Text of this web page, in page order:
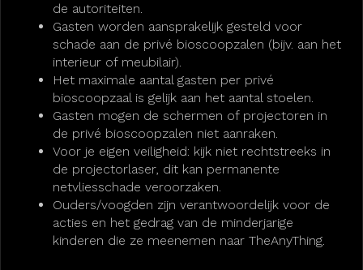
de autoriteiten.
Gasten worden aansprakelijk gesteld voor
schade aan de privé bioscoopzalen (bijv. aan het
interieur of meubilair).
Het maximale aantal gasten per privé
bioscoopzaal is gelijk aan het aantal stoelen.
Gasten mogen de schermen of projectoren in
de privé bioscoopzalen niet aanraken.
Voor je eigen veiligheid: kijk niet rechtstreeks in
de projectorlaser, dit kan permanente
netvliesschade veroorzaken.
Ouders/voogden zijn verantwoordelijk voor de
acties en het gedrag van de minderjarige
kinderen die ze meenemen naar TheAnyThing.